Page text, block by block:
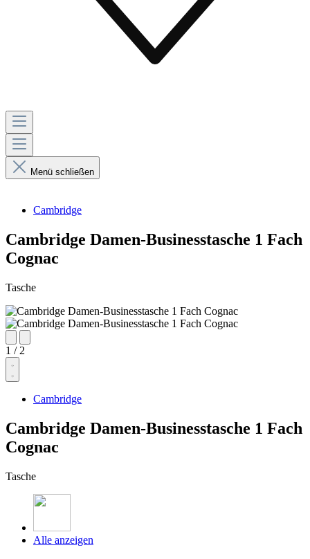
Menü schließen
Cambridge
Cambridge Damen-Businesstasche 1 Fach
Cognac
Tasche
1 / 2
Cambridge
Cambridge Damen-Businesstasche 1 Fach
Cognac
Tasche
Alle anzeigen